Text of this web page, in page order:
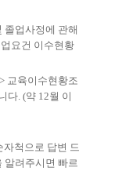
졸업사정에 관해
요건 이수현황
> 교육이수현황조
다 . (약 12월 이
자척으로 답변 드
알려주시면 빠르